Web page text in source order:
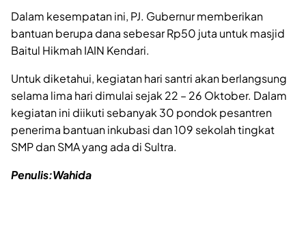
Dalam kesempatan ini, PJ. Gubernur memberikan
bantuan berupa dana sebesar Rp50 juta untuk masjid
Baitul Hikmah IAIN Kendari.
Untuk diketahui, kegiatan hari santri akan berlangsung
selama lima hari dimulai sejak 22 – 26 Oktober. Dalam
kegiatan ini diikuti sebanyak 30 pondok pesantren
penerima bantuan inkubasi dan 109 sekolah tingkat
SMP dan SMA yang ada di Sultra.
Penulis:Wahida